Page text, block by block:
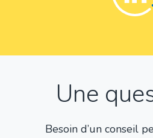
Une
Besoin d’un conseil